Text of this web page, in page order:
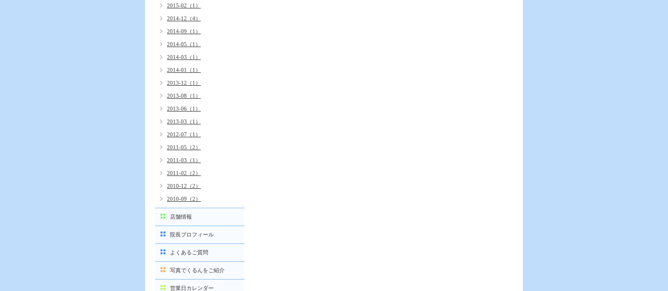
2015-02（1）
2014-12（4）
2014-09（1）
2014-05（1）
2014-03（1）
2014-01（1）
2013-12（1）
2013-08（1）
2013-06（1）
2013-03（1）
2012-07（1）
2011-05（2）
2011-03（1）
2011-02（2）
2010-12（2）
2010-09（2）
店舗情報
院長プロフィール
よくあるご質問
写真でくるんをご紹介
営業日カレンダー